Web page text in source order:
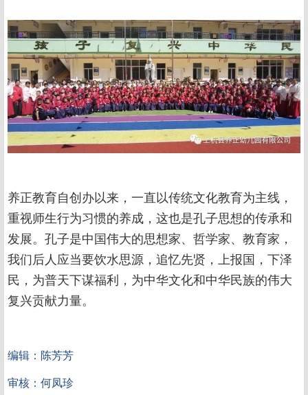
养正教育自创办以来，一直以传统文化教育为主线，
重视师生行为习惯的养成，这也是孔子思想的传承和
发展。孔子是中国伟大的思想家、哲学家、教育家，
我们后人应当要饮水思源，追忆先贤，上报国，下泽
民，为普天下谋福利，为中华文化和中华民族的伟大
复兴贡献力量。
编辑：陈芳芳
审核：何凤珍